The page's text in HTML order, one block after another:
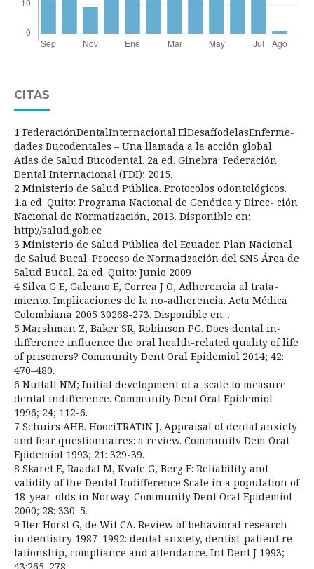
CITAS
1 FederaciónDentalInternacional.ElDesafíodelasEnferme-
dades Bucodentales – Una llamada a la acción global.
Atlas de Salud Bucodental. 2a ed. Ginebra: Federación
Dental Internacional (FDI); 2015.
2 Ministerio de Salud Pública. Protocolos odontológicos.
1.a ed. Quito: Programa Nacional de Genética y Direc- ción
Nacional de Normatización, 2013. Disponible en:
http://salud.gob.ec
3 Ministerio de Salud Pública del Ecuador. Plan Nacional
de Salud Bucal. Proceso de Normatización del SNS Área de
Salud Bucal. 2a ed. Quito: Junio 2009
4 Silva G E, Galeano E, Correa J O, Adherencia al trata-
miento. Implicaciones de la no-adherencia. Acta Médica
Colombiana 2005 30268-273. Disponible en: .
5 Marshman Z, Baker SR, Robinson PG. Does dental in-
difference influence the oral health-related quality of life
of prisoners? Community Dent Oral Epidemiol 2014; 42:
470–480.
6 Nuttall NM; Initial development of a .scale to measure
dental indifference. Community Dent Oral Epidemiol
1996; 24; 112-6.
7 Schuirs AHB. HoociTRATtN J. Appraisal of dental anxiefy
and fear questionnaires: a review. Communitv Dem Orat
Epidemiol 1993; 21: 329-39.
8 Skaret E, Raadal M, Kvale G, Berg E: Reliability and
validity of the Dental Indifference Scale in a population of
18-year-olds in Norway. Community Dent Oral Epidemiol
2000; 28: 330–5.
9 Iter Horst G, de Wit CA. Review of behavioral research
in dentistry 1987–1992: dental anxiety, dentist-patient re-
lationship, compliance and attendance. Int Dent J 1993;